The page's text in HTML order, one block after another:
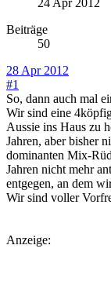
Beiträge
50
28 Apr 2012
#1
So, dann auch mal
Wir sind eine
Aussie ins Haus zu
Jahren, aber bisher
dominanten Mix-
Jahren nicht mehr
entgegen, an dem
Wir sind voller
Anzeige: